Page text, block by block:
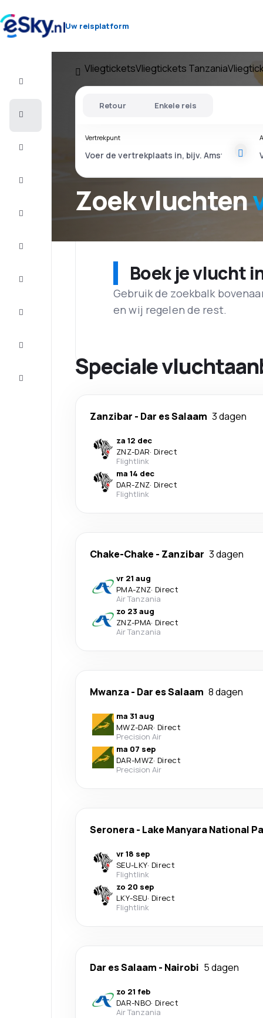
Uw reisplatform
VliegticketsVliegtickets Tanzania
Zoek vluchten
Retour Enkele reis
Vertrekpunt
Boek je vlucht
Gebruik de zoekbalk
en wij regelen de rest.
Speciale
Zanzibar - Dar es Salaam 3 dagen
za 12 dec
ZNZ-DAR· Direct
Flightlink
ma 14 dec
DAR-ZNZ· Direct
Flightlink
Chake-Chake - Zanzibar 3 dagen
vr 21 aug
PMA-ZNZ· Direct
Air Tanzania
zo 23 aug
ZNZ-PMA· Direct
Air Tanzania
Mwanza- Dar es Salaam 8 dagen
ma 31 aug
MWZ-DAR· Direct
Precision Air
ma 07 sep
DAR-MWZ· Direct
Precision Air
Seronera- Lake Manyara National
vr 18 sep
SEU-LKY· Direct
Flightlink
zo 20 sep
LKY-SEU· Direct
Flightlink
Dar es Salaam - Nairobi 5 dagen
zo 21 feb
DAR-NBO· Direct
Air Tanzania